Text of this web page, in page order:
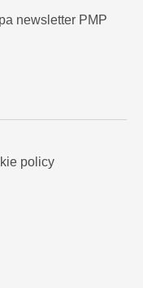
newsletter PMP
policy